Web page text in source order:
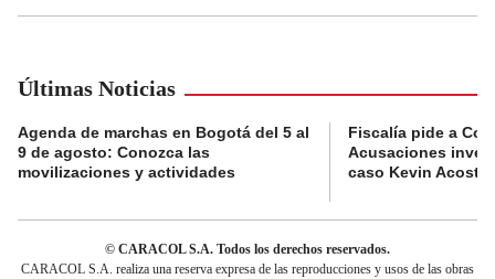
Últimas Noticias
Agenda de marchas en Bogotá del 5 al
9 de agosto: Conozca las
movilizaciones y actividades
Fiscalía pide a
Acusaciones
caso Kevin Acosta
© CARACOL S.A. Todos los derechos reservados.
CARACOL S.A. realiza una reserva expresa de las reproducciones y usos de las obras